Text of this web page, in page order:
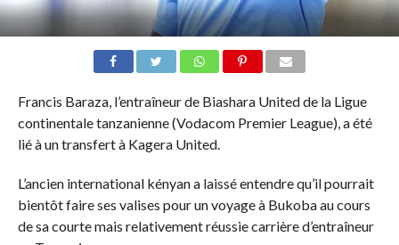
Francis Baraza, l’entraîneur de Biashara United de la Ligue
continentale tanzanienne (Vodacom Premier League), a été
lié à un transfert à Kagera United.
L’ancien international kényan a laissé entendre qu’il pourrait
bientôt faire ses valises pour un voyage à Bukoba au cours
de sa courte mais relativement réussie carrière d’entraîneur